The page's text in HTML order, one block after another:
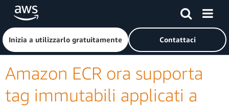
Passa al contenuto principale
Fai clic qui per tornare alla home page di Amazon Web
Inizia a utilizzarlo gratuitamente Contattaci
Amazon ECR ora supporta
tag immutabili applicati a